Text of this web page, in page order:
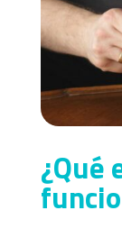
¿Qué